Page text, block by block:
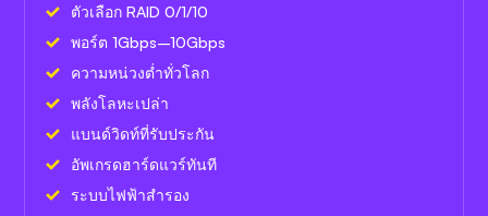
ตัวเลือก RAID 0/1/10
พอร์ต 1Gbps–10Gbps
ความหน่วงต่ำทั่วโลก
พลังโลหะเปล่า
แบนด์วิดท์ที่รับประกัน
อัพเกรดฮาร์ดแวร์ทันที
ระบบไฟฟ้าสำรอง